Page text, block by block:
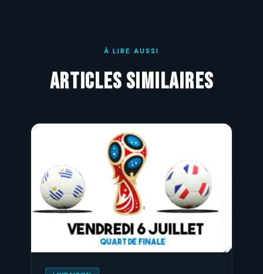
À LIRE AUSSI
Articles similaires